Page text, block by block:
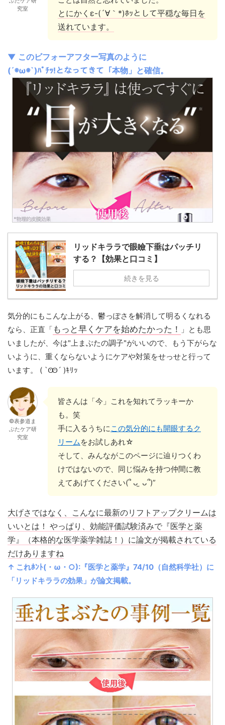
究室
とにかくε-(´∀｀*)ﾎｯとして平穏な毎日を
送れています。
▼ このビフォーアフター写真のように
(´◉ω◉`)ﾊﾟﾁｯ!となってきて「本物」と確信。
リッドキララで眼瞼下垂はパッチリ
する？【効果と口コミ】
続きを見る
気分的にもこんな上がる、鬱っぽさを解消して明るくなれる
なら、正直「 もっと早くケアを始めたかった！
」とも思
いましたが、今は"上まぶたの調子"がいいので、もう下がらな
いように、重くならないようにケアや対策をせっせと行って
います。 ( `Ꙭ´ )ｷﾘｯ
©表参道ま
ぶたケア研
究室
皆さんは「今」これを知れてラッキーか
も。笑
手に入るうちに この気分的にも開眼するク
リーム をお試しあれ☆
そして、みんながこのページに辿りつくわ
けではないので、同じ悩みを持つ仲間に教
えてあげてください(՞ ᴗ ̫ ᴗ՞)”
大げさではなく、こんなに最新のリフトアップクリームは
いいとは！ やっぱり、効能評価試験済みで『医学と薬
学』（本格的な医学薬学雑誌！）に論文が掲載されている
だけありますね
↑ これﾎﾝﾄ(・ω・○):『医学と薬学』74/10（自然科学社）に
「リッドキララの効果」が論文掲載。